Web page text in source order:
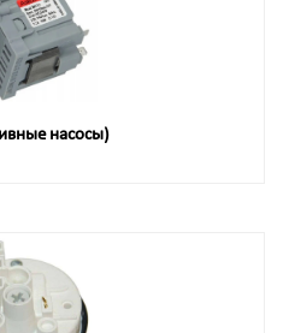
насосы)